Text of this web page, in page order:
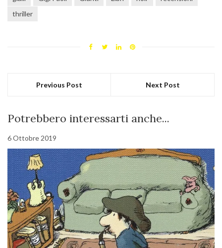
thriller
Previous Post Next Post
Potrebbero interessarti anche...
6 Ottobre 2019